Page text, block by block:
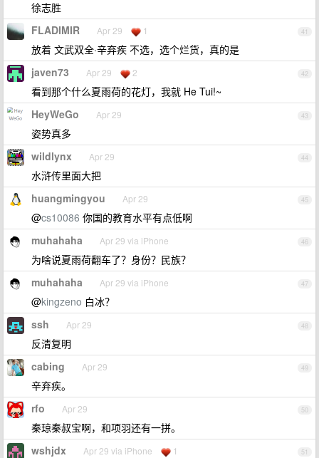
徐志胜
41
FLADIMIR Apr 29 1
放着 文武双全·辛弃疾 不选，选个烂货，真的是
42
javen73 Apr 29 2
看到那个什么夏雨荷的花灯，我就 He Tui!~
43
HeyWeGo Apr 29
姿势真多
44
wildlynx Apr 29
水浒传里面大把
45
huangmingyou Apr 29
@cs10086 你国的教育水平有点低啊
46
muhahaha Apr 29 via iPhone
为啥说夏雨荷翻车了？身份？民族？
47
muhahaha Apr 29 via iPhone
@kingzeno 白冰？
48
ssh Apr 29
反清复明
49
cabing Apr 29
辛弃疾。
50
rfo Apr 29
秦琼秦叔宝啊，和项羽还有一拼。
51
wshjdx Apr 29 via iPhone 1